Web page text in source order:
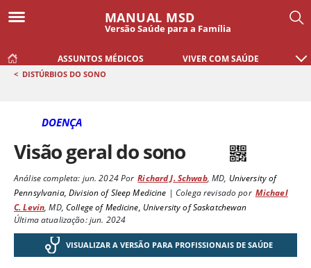
MANUAL MSD
Versão Saúde para a Família
ASSUNTOS MÉDICOS VIVER COM SAÚDE
< DISTÚRBIOS DO SONO
DOENÇA
Visão geral do sono
Análise completa: jun. 2024Por Richard J. Schwab,MD, University of
Pennsylvania, Division of Sleep Medicine | Colega revisado por Michael
C. Levin,MD, College of Medicine, University of Saskatchewan
Última atualização: jun. 2024
VISUALIZAR A VERSÃO PARA PROFISSIONAIS DE SAÚDE